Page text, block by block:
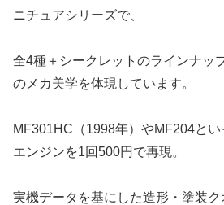
ニチュアシリーズで、
全4種＋シークレットのラインナッ
のメカ美学を体現しています。
MF301HC（1998年）やMF204と
エンジンを1回500円で再現。
実機データを基にした造形・塗装